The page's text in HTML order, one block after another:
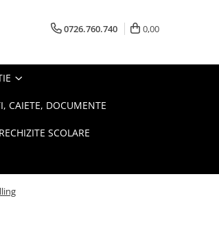
0726.760.740 0,00
CAIETE, DOCUMENTE
RECHIZITE SCOLARE